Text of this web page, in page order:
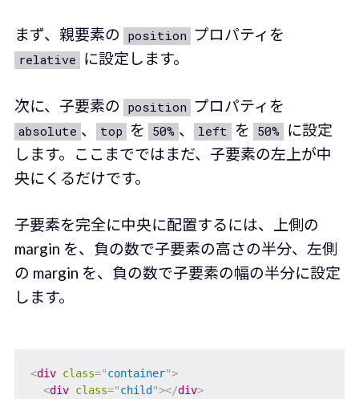
まず、親要素の position プロパティを
relative に設定します。
次に、子要素の position プロパティを
absolute 、 top を 50% 、 left を 50% に設定
します。ここまでではまだ、子要素の左上が中
央にくるだけです。
子要素を完全に中央に配置するには、上側の
margin を、負の数で子要素の高さの半分、左側
の margin を、負の数で子要素の幅の半分に設定
します。
<div class="container">
<div class="child "></div>